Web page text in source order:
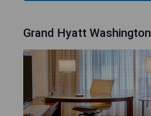
Grand Hyatt Washington